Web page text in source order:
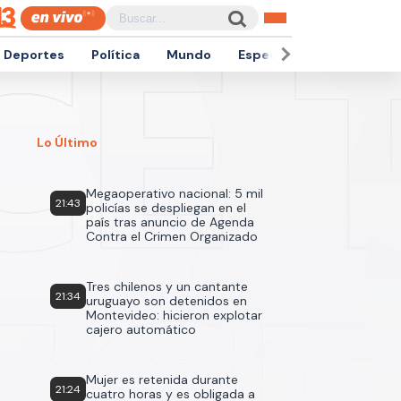
Deportes Política Mundo Espectáculos
Lo Último
21:43
Megaoperativo nacional: 5 mil
policías se despliegan en el
país tras anuncio de Agenda
Contra el Crimen Organizado
21:34
Tres chilenos y un cantante
uruguayo son detenidos en
Montevideo: hicieron explotar
cajero automático
21:24
Mujer es retenida durante
cuatro horas y es obligada a